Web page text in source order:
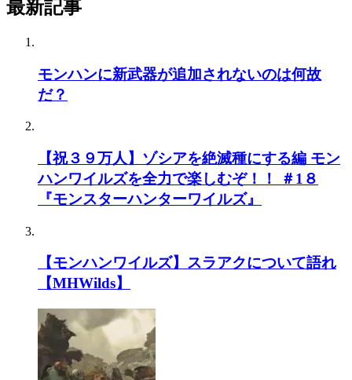
最新記事
モンハンに新武器が追加されないのは何故
だ？
【祝３９万人】ゾシアを絶滅種にする編 モン
ハンワイルズを全力で楽しむぞ！！ ＃1８
『モンスターハンターワイルズ』
【モンハンワイルズ】スラアクについて語れ
【MHWilds】